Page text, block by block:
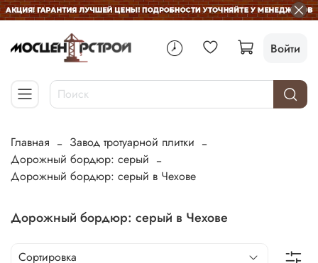
Войти
Главная
Завод тротуарной плитки
Дорожный бордюр: серый
Дорожный бордюр: серый в Чехове
Дорожный бордюр: серый в Чехове